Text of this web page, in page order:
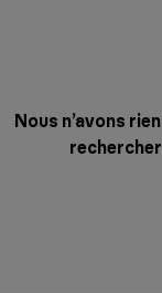
Nous n’avons